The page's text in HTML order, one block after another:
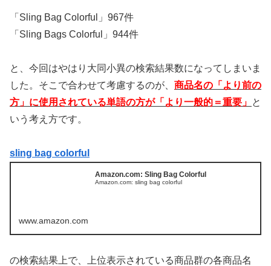
「Sling Bag Colorful」967件
「Sling Bags Colorful」944件
と、今回はやはり大同小異の検索結果数になってしまいま
した。そこで合わせて考慮するのが、 商品名の「より前の
方」に使用されている単語の方が「より一般的＝重要」 と
いう考え方です。
sling bag colorful
Amazon.com: Sling Bag Colorful
Amazon.com: sling bag colorful
www.amazon.com
の検索結果上で、上位表示されている商品群の各商品名